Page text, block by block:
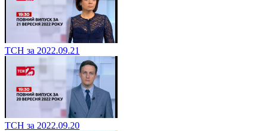
ТСН за 2022.09.21
ТСН за 2022.09.20